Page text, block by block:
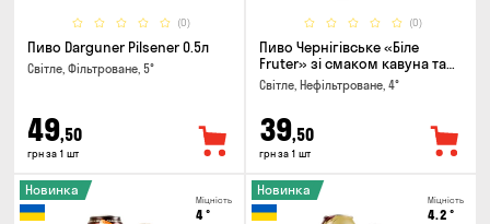
(0)
Пиво Darguner Pilsener 0.5л
Світле, Фільтроване, 5°
49,50
грн за 1 шт
(0)
Пиво Чернігівське «Біле
Fruter» зі смаком кавуна та
м'яти 0.5л
Світле, Нефільтроване, 4°
39,50
грн за 1 шт
Міцність
4°
Новинка
Міцність
4.2 °
Новинка